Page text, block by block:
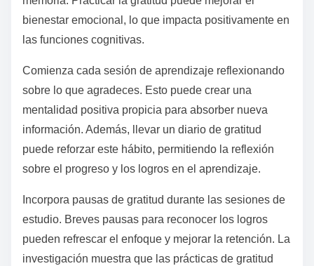
bienestar emocional, lo que impacta positivamente en
las funciones cognitivas.
Comienza cada sesión de aprendizaje reflexionando
sobre lo que agradeces. Esto puede crear una
mentalidad positiva propicia para absorber nueva
información. Además, llevar un diario de gratitud
puede reforzar este hábito, permitiendo la reflexión
sobre el progreso y los logros en el aprendizaje.
Incorpora pausas de gratitud durante las sesiones de
estudio. Breves pausas para reconocer los logros
pueden refrescar el enfoque y mejorar la retención. La
investigación muestra que las prácticas de gratitud